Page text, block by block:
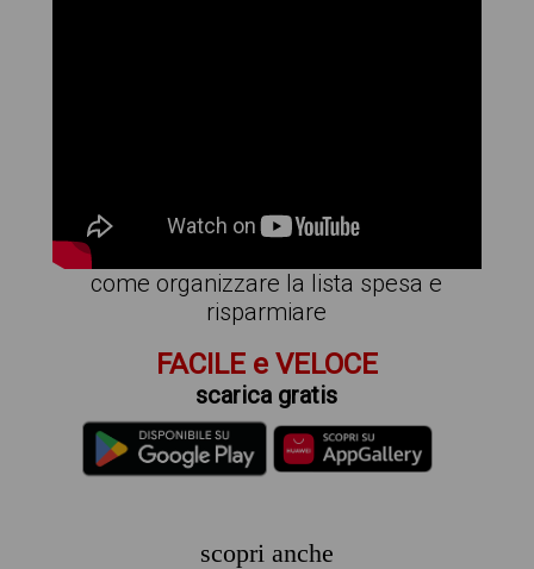
come organizzare la lista spesa e
risparmiare
FACILE e VELOCE
scarica gratis
scopri anche